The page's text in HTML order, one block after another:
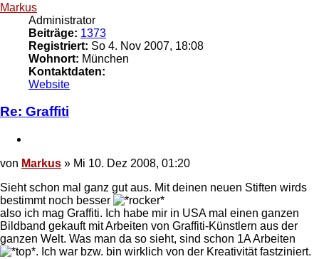
Markus
Administrator
Beiträge: 1373
Registriert: So 4. Nov 2007, 18:08
Wohnort: München
Kontaktdaten:
Kontaktdaten
Markus
Website
Re: Graffiti
Beitrag
von Markus » Mi 10. Dez 2008, 01:20
Sieht schon mal ganz gut aus. Mit deinen neuen Stiften wirds
bestimmt noch besser
also ich mag Graffiti. Ich habe mir in USA mal einen ganzen
Bildband gekauft mit Arbeiten von Graffiti-Künstlern aus der
ganzen Welt. Was man da so sieht, sind schon 1A Arbeiten
. Ich war bzw. bin wirklich von der Kreativität fastziniert.